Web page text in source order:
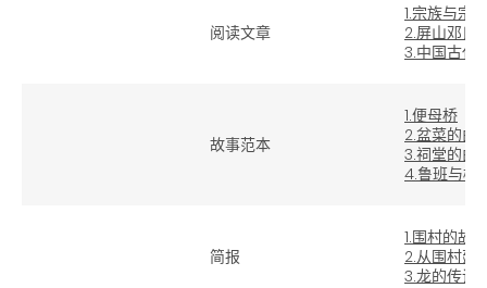
阅读文章
1.宗族与宗祠
2.屏山邓氏
3.中国古代
故事范本
1.便母桥
2.盆菜的由
3.祠堂的由
4.鲁班与榫
简报
1.围村的故事
2.从围村建
3.龙的传说